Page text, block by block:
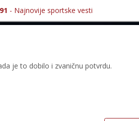
- Najnovije sportske vesti
je to dobilo i zvaničnu potvrdu.